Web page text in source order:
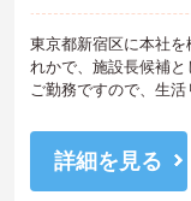
東京都新宿区に本社
れかで、施設長候補
ご勤務ですので、生
ご興味のある方はお
詳細を見る